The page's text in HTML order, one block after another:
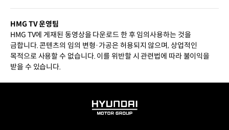
HMG TV 운영팀
HMG TV에 게재된 동영상을 다운로드 한 후 임의사용하는 것을
금합니다. 콘텐츠의 임의 변형·가공은 허용되지 않으며, 상업적인
목적으로 사용할 수 없습니다. 이를 위반할 시 관련법에 따라 불이익을
받을 수 있습니다.
HYUNDAI